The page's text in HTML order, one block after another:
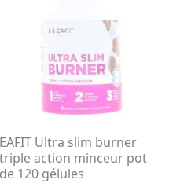
EAFIT Ultra slim burner
triple action minceur pot
de 120 gélules